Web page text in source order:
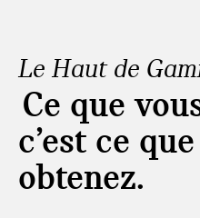
Le Haut de
Ce que
c’est ce
obtenez.